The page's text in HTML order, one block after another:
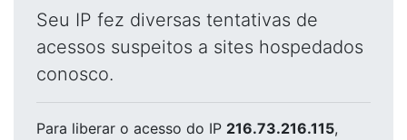
Seu IP fez diversas tentativas de
acessos suspeitos a sites hospedados
conosco.
Para liberar o acesso do IP 216.73.216.115,